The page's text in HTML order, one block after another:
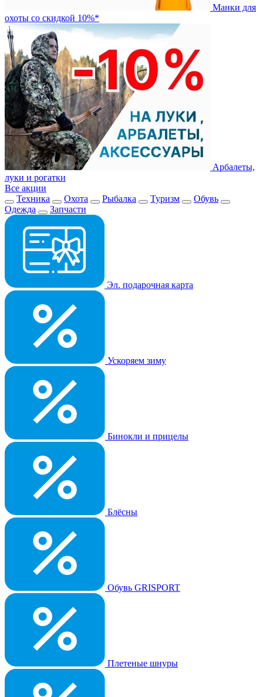
Манки для
охоты со скидкой 10%*
Арбалеты,
луки и рогатки
Все акции
Техника
Охота Рыбалка Туризм
Обувь
Одежда
Запчасти
Эл. подарочная карта
Ускоряем зиму
Бинокли и прицелы
Блёсны
Обувь GRISPORT
Плетеные шнуры